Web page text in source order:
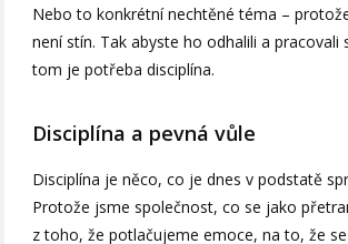
Nebo to konkrétní nechtěné téma –
není stín. Tak abyste ho odhalili a pracovali
tom je potřeba disciplína.
Disciplína a pevná vůle
Disciplína je něco, co je dnes v podstatě
Protože jsme společnost, co se jako
z toho, že potlačujeme emoce, na to, že